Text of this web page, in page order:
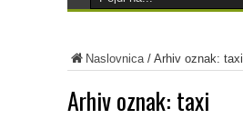
Naslovnica/ Arhiv oznak: taxi
Arhiv oznak: taxi